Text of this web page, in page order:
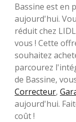
Bassine est en
aujourd'hui.
réduit chez
vous ! Cette
souhaitez
parcourez
de Bassine,
Correcteur,
aujourd'hui.
coût !